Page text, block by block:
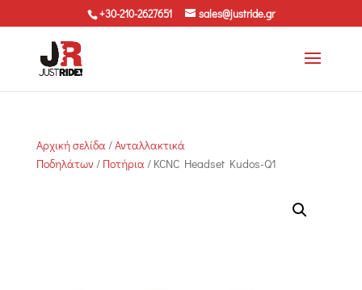
+30-210-2627651 sales@justride.gr
Αρχική σελίδα/Ανταλλακτικά
Ποδηλάτων/ Ποτήρια/ KCNC Headset Kudos-Q1